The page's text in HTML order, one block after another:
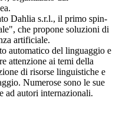
Dahlia s.r.l., il primo spin-
che propone soluzioni di
artificiale.
automatico del linguaggio e
attenzione ai temi della
di risorse linguistiche e
Numerose sono le sue
ad autori internazionali.